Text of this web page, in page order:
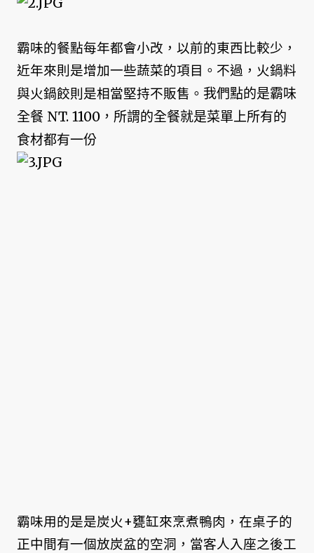
霸味的餐點每年都會小改，以前的東西比較少，
近年來則是增加一些蔬菜的項目。不過，火鍋料
與火鍋餃則是相當堅持不販售。 我們點的是霸味
全餐 NT. 1100，所謂的全餐就是菜單上所有的
食材都有一份
霸味用的是是炭火+甕缸來烹煮鴨肉，在桌子的
正中間有一個放炭盆的空洞，當客人入座之後工